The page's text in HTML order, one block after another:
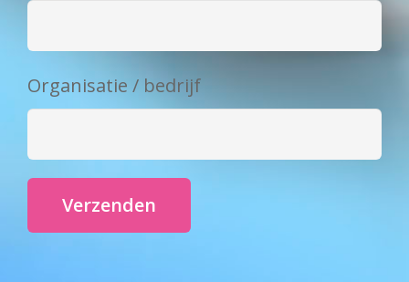
Organisatie / bedrijf